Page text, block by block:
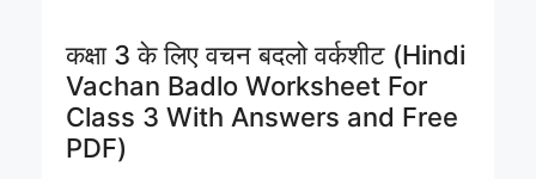
कक्षा 3 के लिए वचन बदलो वर्कशीट (Hindi
Vachan Badlo Worksheet For
Class 3 With Answers and Free
PDF)